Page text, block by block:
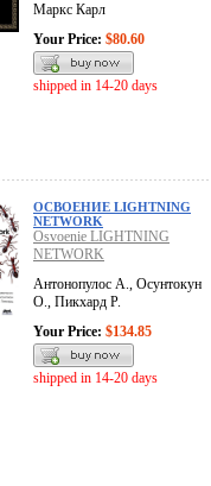
Маркс Карл
Your Price: $80.60
shipped in 14-20 days
ОСВОЕНИЕ LIGHTNING
NETWORK
Osvoenie LIGHTNING
NETWORK
Антонопулос А., Осунтокун
О., Пикхард Р.
Your Price: $134.85
shipped in 14-20 days